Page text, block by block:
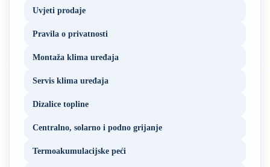
Uvjeti prodaje
Pravila o privatnosti
Montaža klima uređaja
Servis klima uređaja
Dizalice topline
Centralno, solarno i podno grijanje
Termoakumulacijske peći